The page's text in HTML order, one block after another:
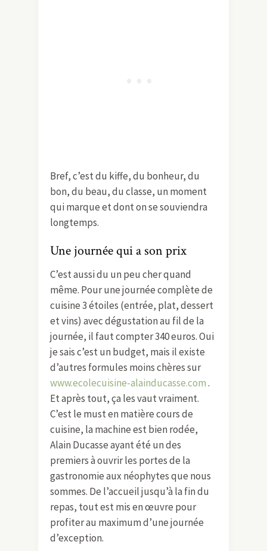
Bref, c’est du kiffe, du bonheur, du
bon, du beau, du classe, un moment
qui marque et dont on se souviendra
longtemps.
Une journée qui a son prix
C’est aussi du un peu cher quand
même. Pour une journée complète de
cuisine 3 étoiles (entrée, plat, dessert
et vins) avec dégustation au fil de la
journée, il faut compter 340 euros. Oui
je sais c’est un budget, mais il existe
d’autres formules moins chères sur
www.ecolecuisine-alainducasse.com.
Et après tout, ça les vaut vraiment.
C’est le must en matière cours de
cuisine, la machine est bien rodée,
Alain Ducasse ayant été un des
premiers à ouvrir les portes de la
gastronomie aux néophytes que nous
sommes. De l’accueil jusqu’à la fin du
repas, tout est mis en œuvre pour
profiter au maximum d’une journée
d’exception.